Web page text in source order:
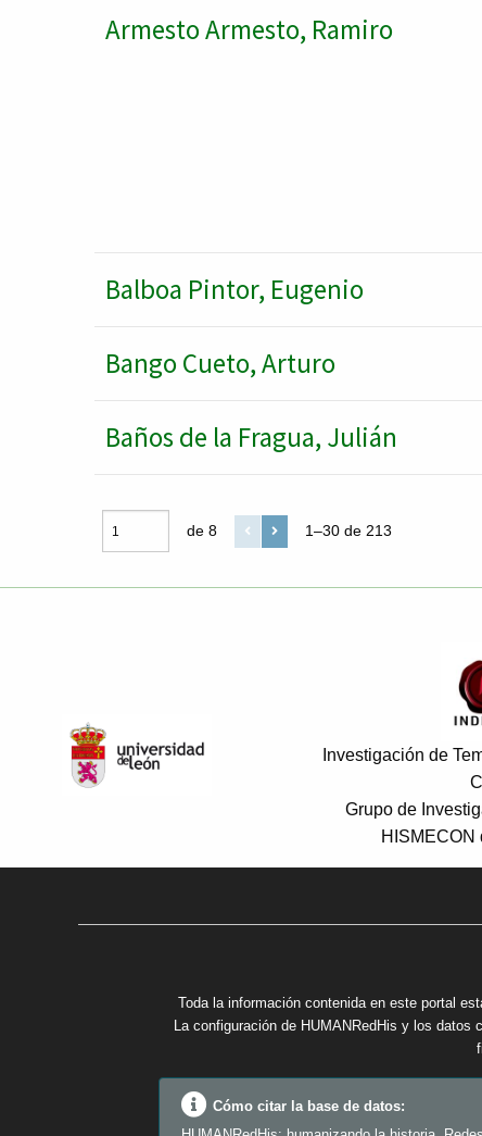
Armesto Armesto, Ramiro
Balboa Pintor, Eugenio
Bango Cueto, Arturo
Baños de la Fragua, Julián
de 8 1–30 de 213
Investigación de
Grupo de
HISMECON
Toda la información contenida en este portal
La configuración de HUMANRedHis y los datos
Cómo citar la base de datos: